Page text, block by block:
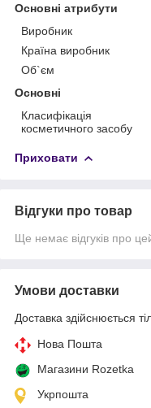
Основні атрибути
Виробник
Країна виробник
Об`єм
Основні
Класифікація
косметичного засобу
Приховати
Відгуки про товар
Ще немає відгуків про
Умови доставки
Доставка здійснюється
Нова Пошта
Магазини Rozetka
Укрпошта